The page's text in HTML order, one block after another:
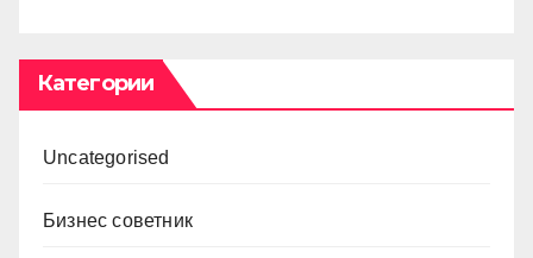
Категории
Uncategorised
Бизнес советник